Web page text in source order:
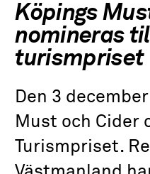
Köpings
nomineras
turismpriset
Den 3
Must och Cider
Turismpriset.